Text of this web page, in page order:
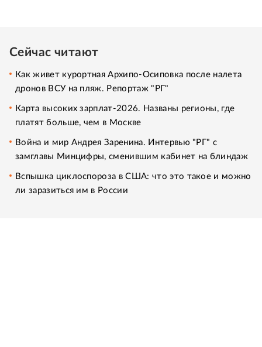
Сейчас читают
Как живет курортная Архипо-Осиповка после налета
дронов ВСУ на пляж. Репортаж "РГ"
Карта высоких зарплат-2026. Названы регионы, где
платят больше, чем в Москве
Война и мир Андрея Заренина. Интервью "РГ" с
замглавы Минцифры, сменившим кабинет на блиндаж
Вспышка циклоспороза в США: что это такое и можно
ли заразиться им в России